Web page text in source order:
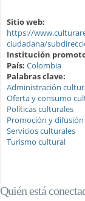
Sitio web:
https://
ciudadana/
Institución
País: Colombia
Palabras clave:
Administración
Oferta y consumo
Políticas culturales
Promoción y
Servicios culturales
Turismo cultural
Quién está